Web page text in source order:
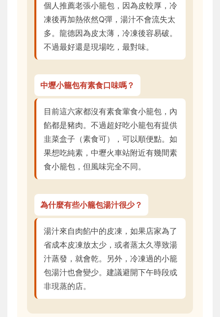
個人推薦老張小籠包，因為皮較厚，冷
凍後再加熱依然Q彈，湯汁不會流失太
多。龍德因為皮太薄，冷凍後容易破。
不過最好還是現場吃，最對味。
中壢小籠包有素食口味嗎？
目前這六家都沒有素食葷食小籠包，內
餡都是豬肉。不過超好吃小籠包有提供
韭菜盒子（素食可），可以順便點。如
果想吃純素，中壢火車站附近有幾間素
食小籠包，但風味完全不同。
為什麼有些小籠包湯汁很少？
湯汁來自肉餡中的皮凍，如果店家為了
省成本皮凍放太少，或者蒸太久導致湯
汁蒸發，就會乾。另外，冷凍過的小籠
包湯汁也會變少。建議避開下午時段或
非現蒸的店。